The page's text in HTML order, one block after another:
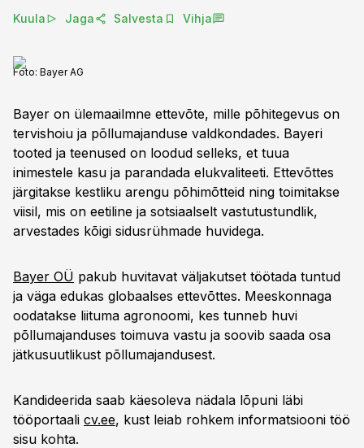
Kuula Jaga Salvesta Vihja
Foto: Bayer AG
Bayer on ülemaailmne ettevõte, mille põhitegevus on
tervishoiu ja põllumajanduse valdkondades. Bayeri
tooted ja teenused on loodud selleks, et tuua
inimestele kasu ja parandada elukvaliteeti. Ettevõttes
järgitakse kestliku arengu põhimõtteid ning toimitakse
viisil, mis on eetiline ja sotsiaalselt vastutustundlik,
arvestades kõigi sidusrühmade huvidega.
Bayer OÜ pakub huvitavat väljakutset töötada tuntud
ja väga edukas globaalses ettevõttes. Meeskonnaga
oodatakse liituma agronoomi, kes tunneb huvi
põllumajanduses toimuva vastu ja soovib saada osa
jätkusuutlikust põllumajandusest.
Kandideerida saab käesoleva nädala lõpuni läbi
tööportaali cv.ee, kust leiab rohkem informatsiooni töö
sisu kohta.